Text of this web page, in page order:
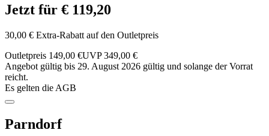
Jetzt für € 119,20
30,00 € Extra-Rabatt auf den Outletpreis
Outletpreis 149,00 €UVP 349,00 €
Angebot gültig bis 29. August 2026 gültig und solange der Vorrat
reicht.
Es gelten die AGB
Parndorf